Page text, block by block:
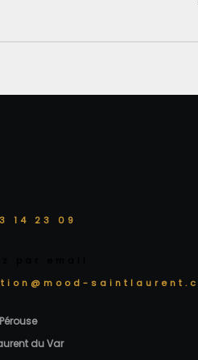
14 23 09
du Var